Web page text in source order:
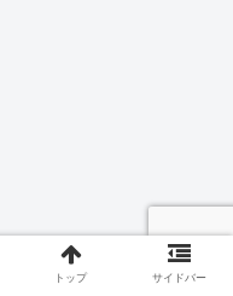
トップ サイドバー